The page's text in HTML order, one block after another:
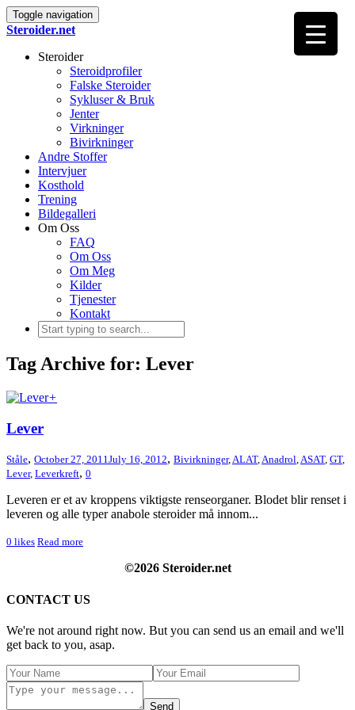
Toggle navigation
Steroider.net
Steroider
Steroidprofiler
Falske Steroider
Sykluser & Bruk
Jenter
Virkninger
Bivirkninger
Andre Stoffer
Intervjuer
Kosthold
Trening
Bildegalleri
Om Oss
FAQ
Om Oss
Om Meg
Kilder
Tjenester
Kontakt
Tag Archive for: Lever
+
Lever
Ståle, October 27, 2011July 16, 2012, Bivirkninger,ALAT,Anadrol,ASAT, GT,
Lever, Leverkreft, 0
Leveren er et av kroppens viktigste renseorganer. Blodet blir renset i
leveren og alle typer anabole steroider må innom...
0 likes Read more
©2026 Steroider.net
CONTACT US
We're not around right now. But you can send us an email and we'll
get back to you, asap.
Send